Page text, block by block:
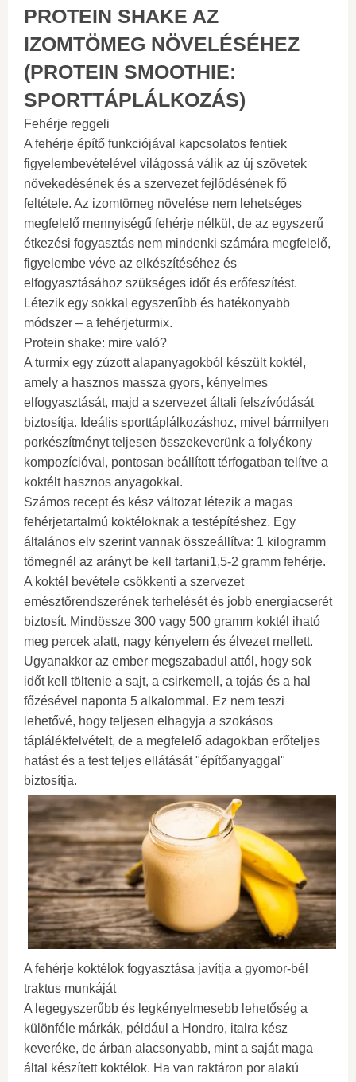
PROTEIN SHAKE AZ
IZOMTÖMEG NÖVELÉSÉHEZ
(PROTEIN SMOOTHIE:
SPORTTÁPLÁLKOZÁS)
Fehérje reggeli
A fehérje építő funkciójával kapcsolatos fentiek
figyelembevételével világossá válik az új szövetek
növekedésének és a szervezet fejlődésének fő
feltétele. Az izomtömeg növelése nem lehetséges
megfelelő mennyiségű fehérje nélkül, de az egyszerű
étkezési fogyasztás nem mindenki számára megfelelő,
figyelembe véve az elkészítéséhez és
elfogyasztásához szükséges időt és erőfeszítést.
Létezik egy sokkal egyszerűbb és hatékonyabb
módszer – a fehérjeturmix.
Protein shake: mire való?
A turmix egy zúzott alapanyagokból készült koktél,
amely a hasznos massza gyors, kényelmes
elfogyasztását, majd a szervezet általi felszívódását
biztosítja. Ideális sporttáplálkozáshoz, mivel bármilyen
porkészítményt teljesen összekeverünk a folyékony
kompozícióval, pontosan beállított térfogatban telítve a
koktélt hasznos anyagokkal.
Számos recept és kész változat létezik a magas
fehérjetartalmú koktéloknak a testépítéshez. Egy
általános elv szerint vannak összeállítva: 1 kilogramm
tömegnél az arányt be kell tartani1,5-2 gramm fehérje.
A koktél bevétele csökkenti a szervezet
emésztőrendszerének terhelését és jobb energiacserét
biztosít. Mindössze 300 vagy 500 gramm koktél iható
meg percek alatt, nagy kényelem és élvezet mellett.
Ugyanakkor az ember megszabadul attól, hogy sok
időt kell töltenie a sajt, a csirkemell, a tojás és a hal
főzésével naponta 5 alkalommal. Ez nem teszi
lehetővé, hogy teljesen elhagyja a szokásos
táplálékfelvételt, de a megfelelő adagokban erőteljes
hatást és a test teljes ellátását "építőanyaggal"
biztosítja.
A fehérje koktélok fogyasztása javítja a gyomor-bél
traktus munkáját
A legegyszerűbb és legkényelmesebb lehetőség a
különféle márkák, például a Hondro, italra kész
keveréke, de árban alacsonyabb, mint a saját maga
által készített koktélok. Ha van raktáron por alakú